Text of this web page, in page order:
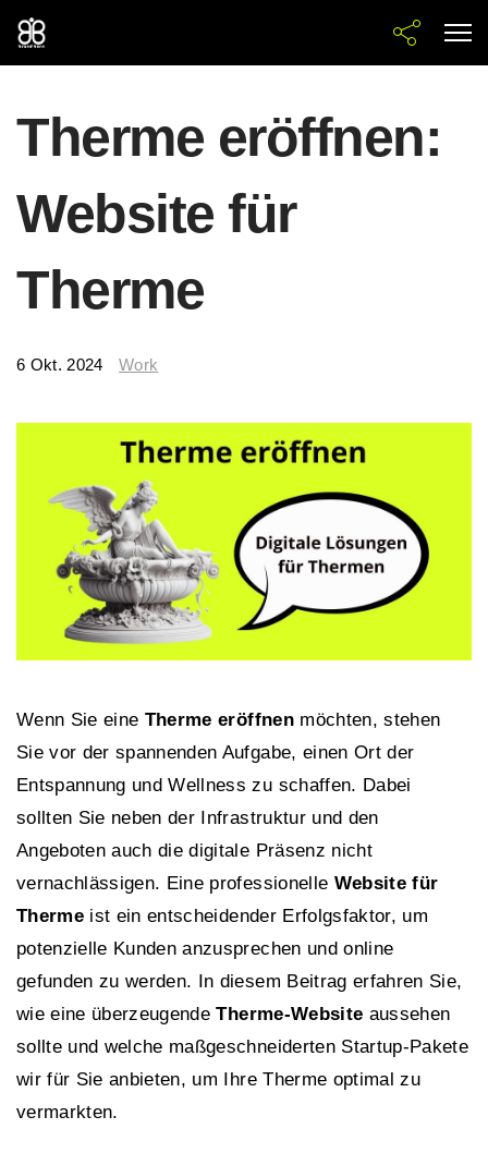
Therme eröffnen:
Website für
Therme
6 Okt. 2024 Work
Wenn Sie eine Therme eröffnenmöchten, stehen
Sie vor der spannenden Aufgabe, einen Ort der
Entspannung und Wellness zu schaffen. Dabei
sollten Sie neben der Infrastruktur und den
Angeboten auch die digitale Präsenz nicht
vernachlässigen. Eine professionelle Website für
Therme ist ein entscheidender Erfolgsfaktor, um
potenzielle Kunden anzusprechen und online
gefunden zu werden. In diesem Beitrag erfahren Sie,
wie eine überzeugendeTherme-Website aussehen
sollte und welche maßgeschneiderten Startup-Pakete
wir für Sie anbieten, um Ihre Therme optimal zu
vermarkten.